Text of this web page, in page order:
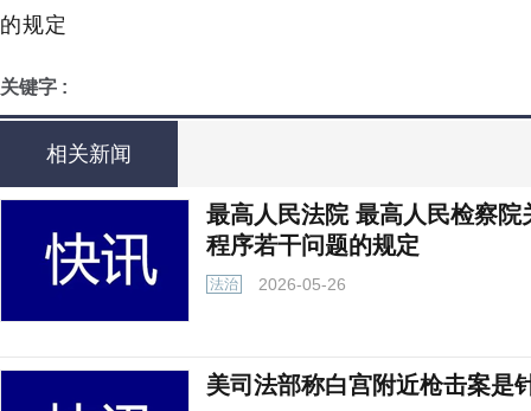
的规定
关键字 :
相关新闻
最高人民法院 最高人民检察
程序若干问题的规定
法治 2026-05-26
美司法部称白宫附近枪击案是